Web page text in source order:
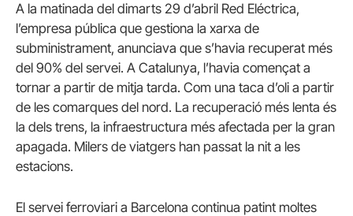
A la matinada del dimarts 29 d’abril Red Eléctrica,
l’empresa pública que gestiona la xarxa de
subministrament, anunciava que s’havia recuperat més
del 90% del servei. A Catalunya, l’havia començat a
tornar a partir de mitja tarda. Com una taca d’oli a partir
de les comarques del nord. La recuperació més lenta és
la dels trens, la infraestructura més afectada per la gran
apagada. Milers de viatgers han passat la nit a les
estacions.
El servei ferroviari a Barcelona continua patint moltes